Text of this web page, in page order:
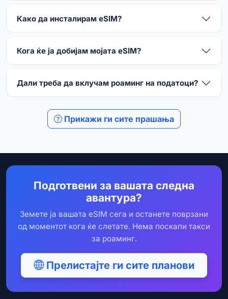
Како да инсталирам eSIM?
Кога ќе ја добијам мојата eSIM?
Дали треба да вклучам роаминг на податоци?
Прикажи ги сите прашања
Подготвени за вашата следна
авантура?
Земете ја вашата eSIM сега и останете поврзани
од моментот кога ќе слетате. Нема поскапи такси
за роаминг.
Прелистајте ги сите планови